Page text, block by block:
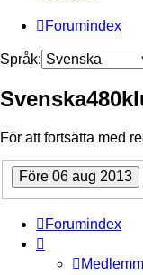
Forumindex
Språk:
För att fortsätta med
Forumindex